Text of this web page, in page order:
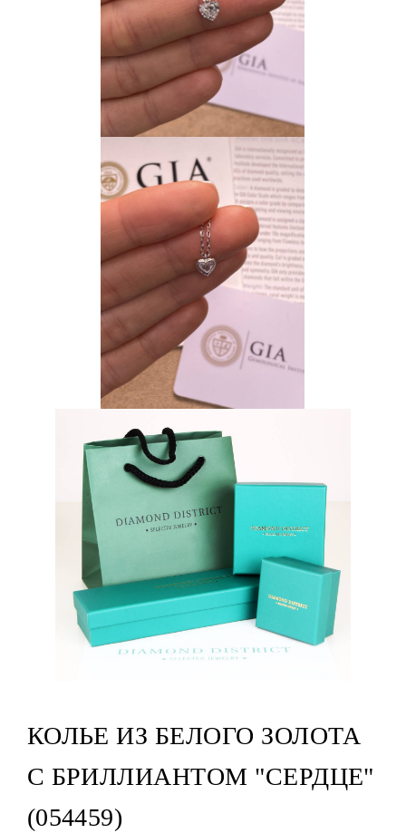
КОЛЬЕ ИЗ БЕЛОГО ЗОЛОТА
С БРИЛЛИАНТОМ "СЕРДЦЕ"
(054459)